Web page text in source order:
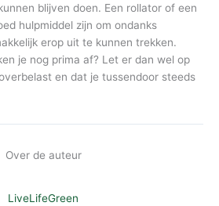
blijven doen. Een rollator of een
hulpmiddel zijn om ondanks
erop uit te kunnen trekken.
je nog prima af? Let er dan wel op
en dat je tussendoor steeds
Over de auteur
LiveLifeGreen